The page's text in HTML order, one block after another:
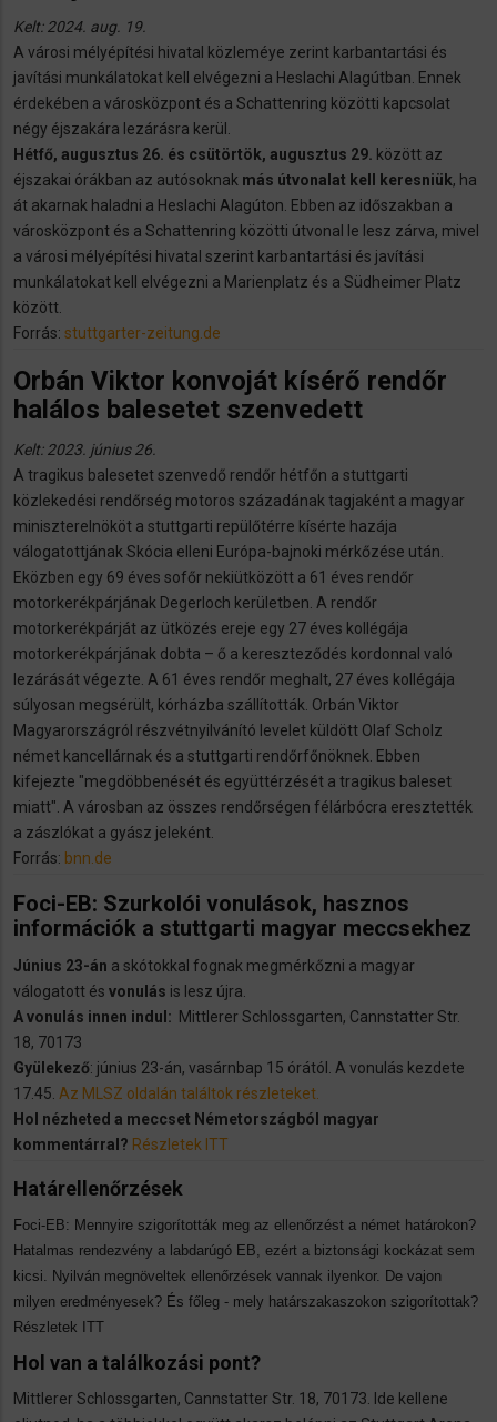
Kelt: 2024. aug. 19.
A városi mélyépítési hivatal közleméye zerint karbantartási és
javítási munkálatokat kell elvégezni a Heslachi Alagútban. Ennek
érdekében a városközpont és a Schattenring közötti kapcsolat
négy éjszakára lezárásra kerül.
Hétfő, augusztus 26. és csütörtök, augusztus 29. között az
éjszakai órákban az autósoknak más útvonalat kell keresniük, ha
át akarnak haladni a Heslachi Alagúton. Ebben az időszakban a
városközpont és a Schattenring közötti útvonal le lesz zárva, mivel
a városi mélyépítési hivatal szerint karbantartási és javítási
munkálatokat kell elvégezni a Marienplatz és a Südheimer Platz
között.
Forrás: stuttgarter-zeitung.de
Orbán Viktor konvoját kísérő rendőr
halálos balesetet szenvedett
Kelt: 2023. június 26.
A tragikus balesetet szenvedő rendőr hétfőn a stuttgarti
közlekedési rendőrség motoros századának tagjaként a magyar
miniszterelnököt a stuttgarti repülőtérre kísérte hazája
válogatottjának Skócia elleni Európa-bajnoki mérkőzése után.
Eközben egy 69 éves sofőr nekiütközött a 61 éves rendőr
motorkerékpárjának Degerloch kerületben. A rendőr
motorkerékpárját az ütközés ereje egy 27 éves kollégája
motorkerékpárjának dobta – ő a kereszteződés kordonnal való
lezárását végezte. A 61 éves rendőr meghalt, 27 éves kollégája
súlyosan megsérült, kórházba szállították. Orbán Viktor
Magyarországról részvétnyilvánító levelet küldött Olaf Scholz
német kancellárnak és a stuttgarti rendőrfőnöknek. Ebben
kifejezte "megdöbbenését és együttérzését a tragikus baleset
miatt". A városban az összes rendőrségen félárbócra eresztették
a zászlókat a gyász jeleként.
Forrás: bnn.de
Foci-EB: Szurkolói vonulások, hasznos
információk a stuttgarti magyar meccsekhez
Június 23-án a skótokkal fognak megmérkőzni a magyar
válogatott és vonulás is lesz újra.
A vonulás innen indul: Mittlerer Schlossgarten, Cannstatter Str.
18, 70173
Gyülekező: június 23-án, vasárnbap 15 órától. A vonulás kezdete
17.45. Az MLSZ oldalán találtok részleteket.
Hol nézheted a meccset Németországból magyar
kommentárral? Részletek ITT
Határellenőrzések
Foci-EB: Mennyire szigorították meg az ellenőrzést a német határokon?
Hatalmas rendezvény a labdarúgó EB, ezért a biztonsági kockázat sem
kicsi. Nyilván megnöveltek ellenőrzések vannak ilyenkor. De vajon
milyen eredményesek? És főleg - mely határszakaszokon szigorítottak?
Részletek ITT
Hol van a találkozási pont?
Mittlerer Schlossgarten, Cannstatter Str. 18, 70173. Ide kellene